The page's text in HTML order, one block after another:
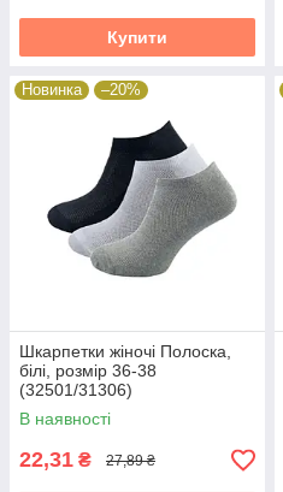
Купити
Новинка –20%
Шкарпетки жіночі Полоска,
білі, розмір 36-38
(32501/31306)
В наявності
22,31 ₴ 27,89 ₴